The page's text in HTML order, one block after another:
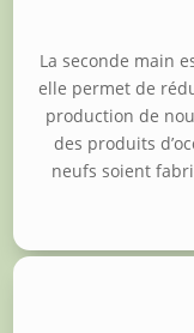
La seconde main
elle permet de
production de
des produits
neufs soient